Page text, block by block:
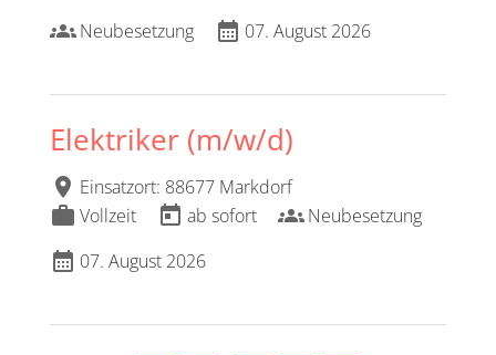
groupsNeubesetzung calendar_month 07. August 2026
Elektriker (m/w/d)
location_on Einsatzort: 88677 Markdorf
work Vollzeit today ab sofort groupsNeubesetzung
calendar_month 07. August 2026